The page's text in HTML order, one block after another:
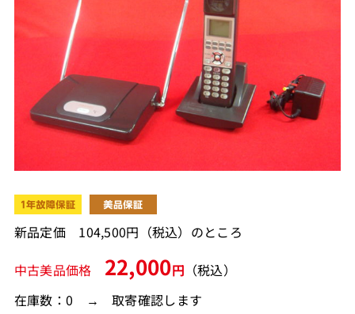
新品定価 104,500円（税込）のところ
中古美品価格 22,000円 （税込）
在庫数：0 → 取寄確認します